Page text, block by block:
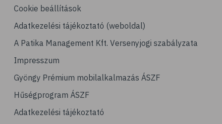
# gyorsgyaloglás
# relaxáció
# sportolás
# sípálya
# sífutás
Cookie beállítások
Adatkezelési tájékoztató (weboldal)
A Patika Management Kft. Versenyjogi szabályzata
Impresszum
Gyöngy Prémium mobilalkalmazás ÁSZF
Hűségprogram ÁSZF
Adatkezelési tájékoztató